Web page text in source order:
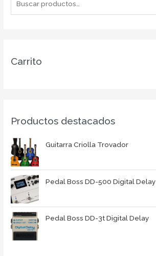
Carrito
Productos destacados
Guitarra Criolla Trovador
Pedal Boss DD-500 Digital Delay
Pedal Boss DD-3t Digital Delay